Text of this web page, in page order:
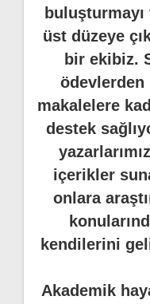
üst düzeye
bir ekibiz.
ödevlerden
makalelere
destek
içerikler
onlara
kendilerini
Akademik